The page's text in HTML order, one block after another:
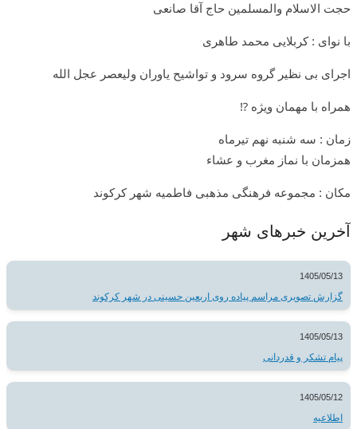
حجت الاسلام والمسلمین حاج آقا صانعی
با نوای : کربلایی محمد طاهری
اجرای بی نظیر گروه سرود و تواشیح یاوران ولیعصر عجل الله
همراه با‌ مهمان ویژه ⁉️
زمان : سه شنبه نهم تیرماه
همزمان با نماز مغرب و عشاء
مکان : مجموعه فرهنگی مذهبی فاطمیه شهر کرکوند
آخرین خبرهای شهر
1405/05/13
گزارش تصویری مراسم پیاده روی اربعین حسینی در شهر کرکوند
1405/05/13
پیام تشکر و قدردانی
1405/05/12
اطلاعیه